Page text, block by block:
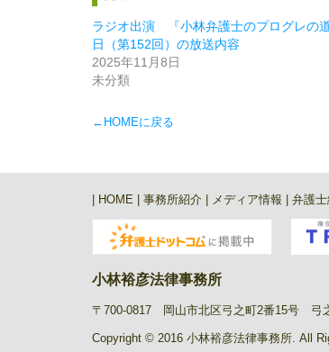
ラジオ出演 『小林弁護士のプログレの
日（第152回）の放送内容
2025年11月8日
未分類
←HOMEに戻る
HOME 事務所紹介 メディア情報 弁護
小林裕彦法律事務所
〒700-0817 岡山市北区弓之町2番15号
Copyright © 2016 小林裕彦法律事務所. All